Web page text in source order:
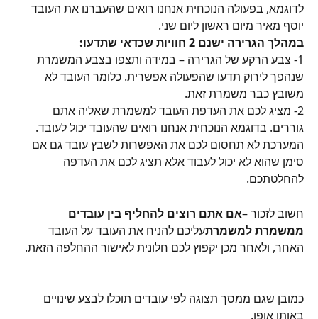
לדוגמא, בפעולה הנוכחית אנחנו רואים שהעברנו את העובד
יוסף מאיר מיום ראשון ליום שני.
במהלך הגרירה ישנם 2 חוויות שכדאי שתדעו:
1- צבע הרקע של הגרירה – במידה ותצפו בצבע המשמרת
שנהפך לירוק תדעו שהפעולה אפשרית. כלומר העובד לא
משובץ כבר משמרת זאת.
2- מציג לכם את העדפת העובד למשמרת שאליה אתם
גוררים. בדוגמא הנוכחית אנחנו רואים שהעובד יכול לעובד.
המערכת לא תחסום לכם את האפשרות לשבץ עובד גם אם
סימן שהוא לא יכול לעבוד אלא תציג לכם את העדפה
להחלטתכם.
חשוב לזכור –אם אתם רוצים להחליף בין עובדים
ממשמרת למשמרתעליכם להניח את העובד על העובד
האחר, ולאחר מכן יקפוץ לכם חלונית לאישור ההחלפה הזאת.
כמובן שגם ממסך תצוגה לפי עובדים תוכלו לבצע שינויים
באותו אופן.